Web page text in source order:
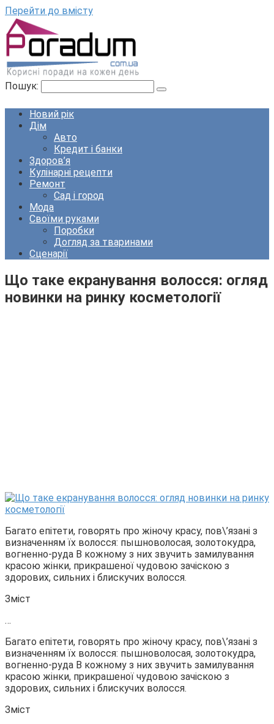
Перейти до вмісту
Пошук:
Новий рік
Дім
Авто
Кредит і банки
Здоров’я
Кулінарні рецепти
Ремонт
Сад і город
Мода
Своїми руками
Поробки
Догляд за тваринами
Сценарії
Що таке екранування волосся: огляд
новинки на ринку косметології
Багато епітети, говорять про жіночу красу, пов\’язані з
визначенням їх волосся: пышноволосая, золотокудра,
вогненно-руда В кожному з них звучить замилування
красою жінки, прикрашеної чудовою зачіскою з
здорових, сильних і блискучих волосся.
Зміст
…
Багато епітети, говорять про жіночу красу, пов\’язані з
визначенням їх волосся: пышноволосая, золотокудра,
вогненно-руда В кожному з них звучить замилування
красою жінки, прикрашеної чудовою зачіскою з
здорових, сильних і блискучих волосся.
Зміст